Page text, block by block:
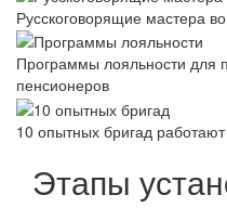
Русскоговорящие мастера
Программы лояльности для
пенсионеров
10 опытных бригад
Этапы